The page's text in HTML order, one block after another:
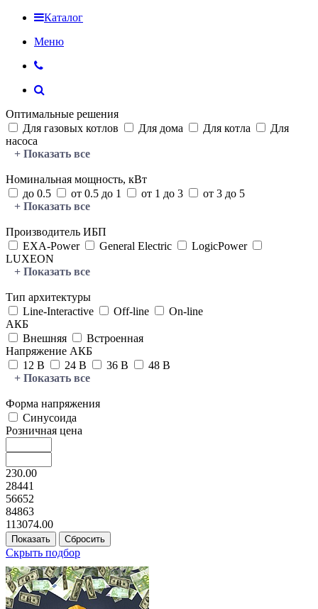
Каталог
Меню
Оптимальные решения
Для газовых котлов
Для дома Для котла
Для
насоса
+ Показать все
Номинальная мощность, кВт
до 0.5
от 0.5 до 1 от 1 до 3
от 3 до 5
+ Показать все
Производитель ИБП
EXA-Power
General Electric
LogicPower
LUXEON
+ Показать все
Тип архитектуры
Line-Interactive
Off-line
On-line
АКБ
Внешняя
Встроенная
Напряжение АКБ
12 В
24 В 36 В
48 В
+ Показать все
Форма напряжения
Синусоида
Розничная цена
230.00
28441
56652
84863
113074.00
Скрыть подбор